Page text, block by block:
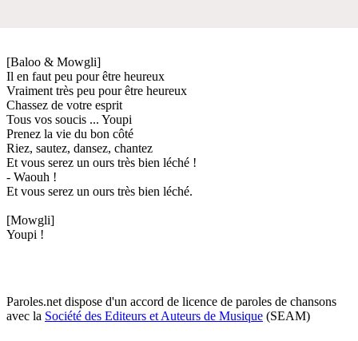
[Baloo & Mowgli]
Il en faut peu pour être heureux
Vraiment très peu pour être heureux
Chassez de votre esprit
Tous vos soucis ... Youpi
Prenez la vie du bon côté
Riez, sautez, dansez, chantez
Et vous serez un ours très bien léché !
- Waouh !
Et vous serez un ours très bien léché.
[Mowgli]
Youpi !
Paroles.net dispose d'un accord de licence de paroles de chansons
avec la Société des Editeurs et Auteurs de Musique (SEAM)